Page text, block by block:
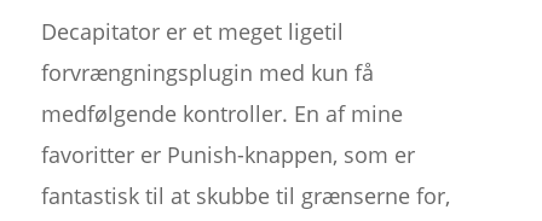
Decapitator er et meget ligetil
forvrængningsplugin med kun få
medfølgende kontroller. En af mine
favoritter er Punish-knappen, som er
fantastisk til at skubbe til grænserne for,